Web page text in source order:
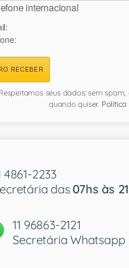
internacional
RECEBER
seus dados: sem
quando quiser.
4861-2233
das 07hs às
11 96863-2121
Secretária Whatsapp